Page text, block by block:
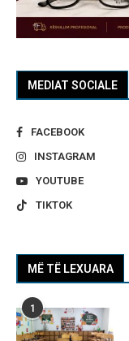
MEDIAT SOCIALE
FACEBOOK
INSTAGRAM
YOUTUBE
TIKTOK
MË TË LEXUARA
1